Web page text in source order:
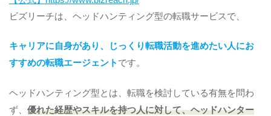
ビズリーチは、ヘッドハンティング型の転職サービスで、
キャリアに自身があり、じっくり転職活動を進めたい人にお
すすめの転職エージェント です。
ヘッドハンティング型とは、転職を検討している有無を問わ
ず、 優れた経歴やスキルを持つ人に対して、ヘッドハンター